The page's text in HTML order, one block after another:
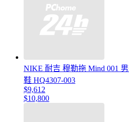
NIKE 耐吉 穆勒拖 Mind 001
鞋 HQ4307-003
$9,612
$10,800